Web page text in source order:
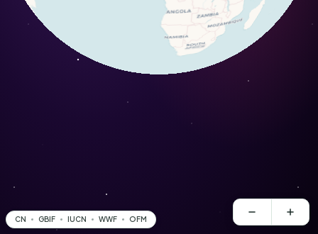
CN GBIF IUCN WWF OFM